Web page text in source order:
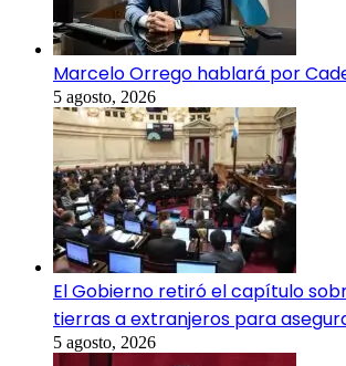
Marcelo Orrego hablará por
5 agosto, 2026
El Gobierno retiró el capítulo
tierras a extranjeros para
5 agosto, 2026